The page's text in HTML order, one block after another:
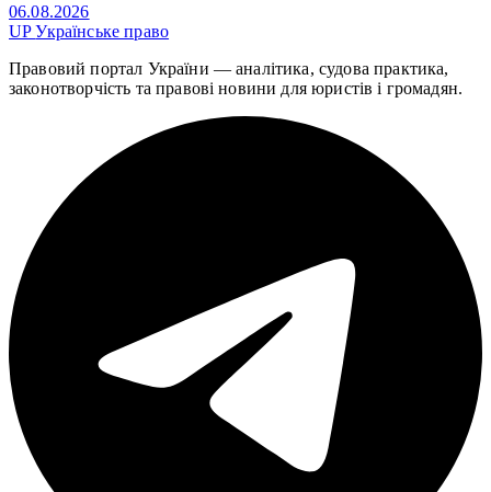
06.08.2026
UPУкраїнське право
Правовий портал України — аналітика, судова практика,
законотворчість та правові новини для юристів і громадян.